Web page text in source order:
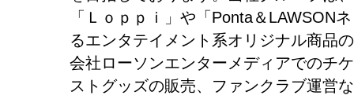
「Ｌｏｐｐｉ」や「Ponta＆LAWSON
るエンタテイメント系オリジナル商品
会社ローソンエンターメディアでのチ
ストグッズの販売、ファンクラブ運営